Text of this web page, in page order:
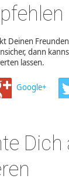
Deinen
dann
lassen.
Google+
Dich